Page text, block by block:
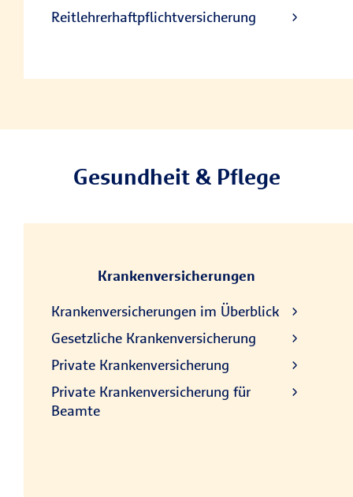
Reitlehrerhaftpflichtversicherung
Gesundheit & Pflege
Krankenversicherungen
Krankenversicherungen im Überblick
Gesetzliche Krankenversicherung
Private Krankenversicherung
Private Krankenversicherung für
Beamte